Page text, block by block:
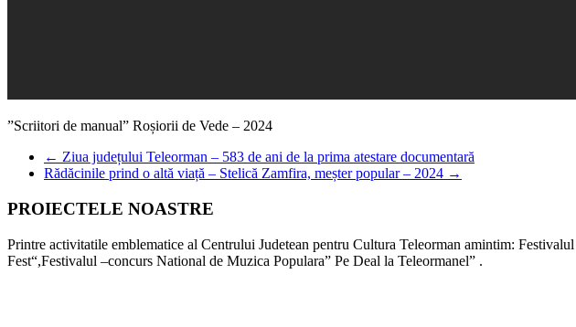
”Scriitori de manual” Roșiorii de Vede – 2024
← Ziua județului Teleorman – 583 de ani de la prima atestare documentară
Rădăcinile prind o altă viață – Stelică Zamfira, meșter popular – 2024 →
PROIECTELE NOASTRE
Printre activitatile emblematice al Centrului Judetean pentru Cultura Teleorman amintim:
Fest“,Festivalul –concurs National de Muzica Populara” Pe Deal la Teleormanel” .